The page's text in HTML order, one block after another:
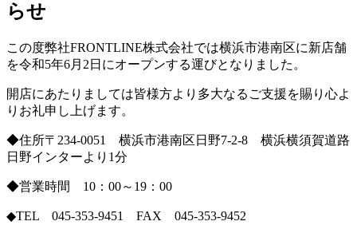
らせ
この度弊社FRONTLINE株式会社では横浜市港南区に新店舗
を令和5年6月2日にオープンする運びとなりました。
開店にあたりましては皆様方より多大なるご支援を賜り心よ
りお礼申し上げます。
◆住所〒234-0051 横浜市港南区日野7-2-8 横浜横須賀道路
日野インターより1分
◆営業時間 10：00～19：00
◆TEL 045-353-9451 FAX 045-353-9452